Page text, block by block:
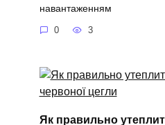
навантаженням
0 3
Як правильно